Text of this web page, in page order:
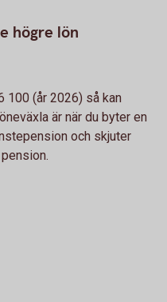
högre lön
100 (år 2026) så kan
är när du byter en
och skjuter